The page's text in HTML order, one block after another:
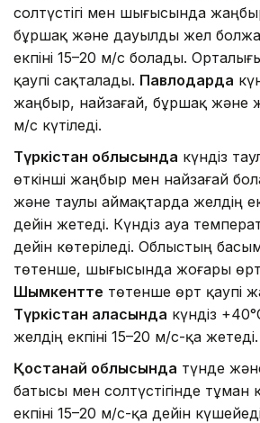
солтүстігі мен шығысында
бұршақ және дауылды жел
екпіні 15–20 м/с болады.
қаупі сақталады. Павлодарда
жаңбыр, найзағай, бұршақ және
м/с күтіледі.
Түркістан облысында күндіз
өткінші жаңбыр мен найзағай
және таулы аймақтарда желдің
дейін жетеді. Күндіз ауа
дейін көтеріледі. Облыстың басым
төтенше, шығысында жоғары өрт
Шымкентте төтенше өрт қаупі
Түркістан қаласында күндіз
желдің екпіні 15–20 м/с-қа жетеді.
Қостанай облысында түнде
батысы мен солтүстігінде тұман
екпіні 15–20 м/с-қа дейін